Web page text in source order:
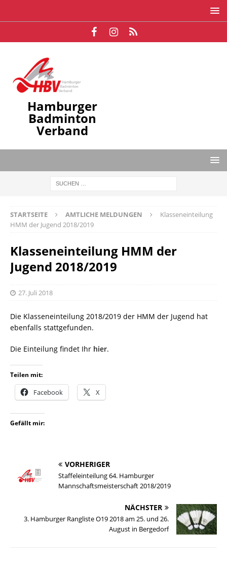
Hamburger
Badminton
Verband
STARTSEITE AMTLICHE MELDUNGEN
Klasseneinteilung
HMM der Jugend 2018/2019
Klasseneinteilung HMM der
Jugend 2018/2019
27. Juli 2018
Die Klasseneinteilung 2018/2019 der HMM der Jugend hat
ebenfalls stattgefunden.
Die Einteilung findet Ihr hier.
Teilen mit:
Facebook X
Gefällt mir:
VORHERIGER
Staffeleinteilung 64. Hamburger
Mannschaftsmeisterschaft 2018/2019
NÄCHSTER
3. Hamburger Rangliste O19 2018 am 25. und 26.
August in Bergedorf